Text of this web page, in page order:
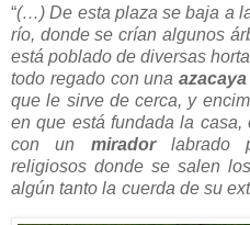
“(…) De esta plaza se baja a
río, donde se crían algunos
está poblado de diversas
todo regado con una
que le sirve de cerca, y
en que está fundada la casa,
con un miradorlabrado
religiosos donde se salen
algún tanto la cuerda de su